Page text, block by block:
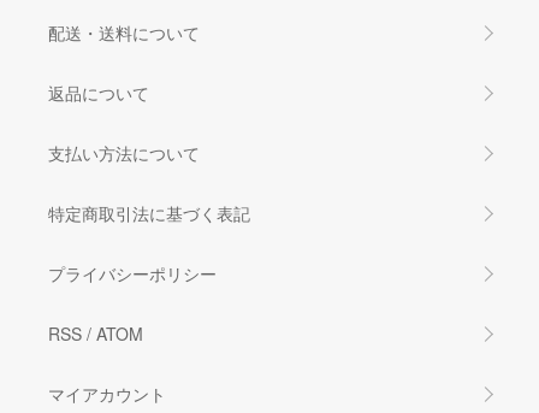
配送・送料について
返品について
支払い方法について
特定商取引法に基づく表記
プライバシーポリシー
RSS / ATOM
マイアカウント